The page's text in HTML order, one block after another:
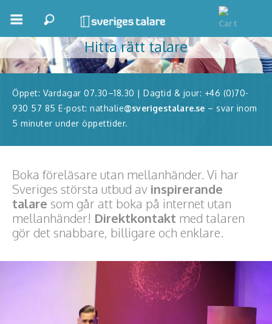
Boka ett möte
Samhällsnytta
Inspiration
Inspirerande Föreläsare
Life Stories & Trivsel
Keynote
Moderator, konferencier
Allt handlar om publiken!
Hitta rätt talare
Öppet: Vardagar 07.30–18.30 | Dagtid & jour: +46 (0)70-
930 57 85 E-post: nathalie@sverigestalare.se – svar inom
5 minuter under öppettider.
Boka föreläsare utan mellanhänder. Vi har
Sveriges största utbud av inspirerande
talare som går att boka på internet utan
mellanhänder! Direktkontakt med talaren
gör det snabbare, billigare och enklare.